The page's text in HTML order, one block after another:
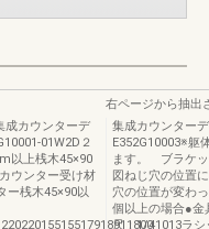
成カウンターデ
01W2D２
以上桟木45×90
ウンター受け材
ー桟木45×90以
右ページから抽出
集成カウンター
E352G10003※躯
ます。 ブラケッ
図ねじ穴の位置
穴の位置が変わ
個以上の場合●金
尺：1/41013ラシ